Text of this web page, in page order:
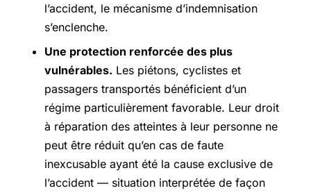
l’accident, le mécanisme d’indemnisation
s’enclenche.
Une protection renforcée des plus
vulnérables. Les piétons, cyclistes et
passagers transportés bénéficient d’un
régime particulièrement favorable. Leur droit
à réparation des atteintes à leur personne ne
peut être réduit qu’en cas de faute
inexcusable ayant été la cause exclusive de
l’accident — situation interprétée de façon